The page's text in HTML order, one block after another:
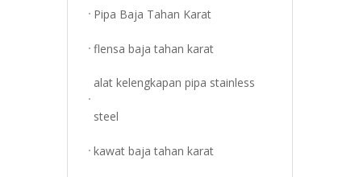
Pipa Baja Tahan Karat
flensa baja tahan karat
alat kelengkapan pipa stainless
steel
kawat baja tahan karat